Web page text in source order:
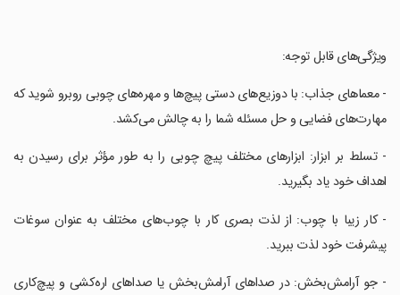
‏ویژگی‌های قابل توجه:
‏- معماهای جذاب: با دوزیع‌های دستی پیچ‌ها و مهره‌های چوبی روبرو شوید که
مهارت‌های فضایی و حل مسئله شما را به چالش می‌کشد.
‏- تسلط بر ابزار: ابزارهای مختلف پیچ چوبی را به طور مؤثر برای رسیدن به
اهداف خود یاد بگیرید.
‏- کار زیبا با چوب: از لذت بصری کار با چوب‌های مختلف به عنوان سوغات
پیشرفت خود لذت ببرید.
‏- جو آرامش‌بخش: در صداهای آرامش‌بخش یا صداهای اره‌کشی و پیچ‌کاری